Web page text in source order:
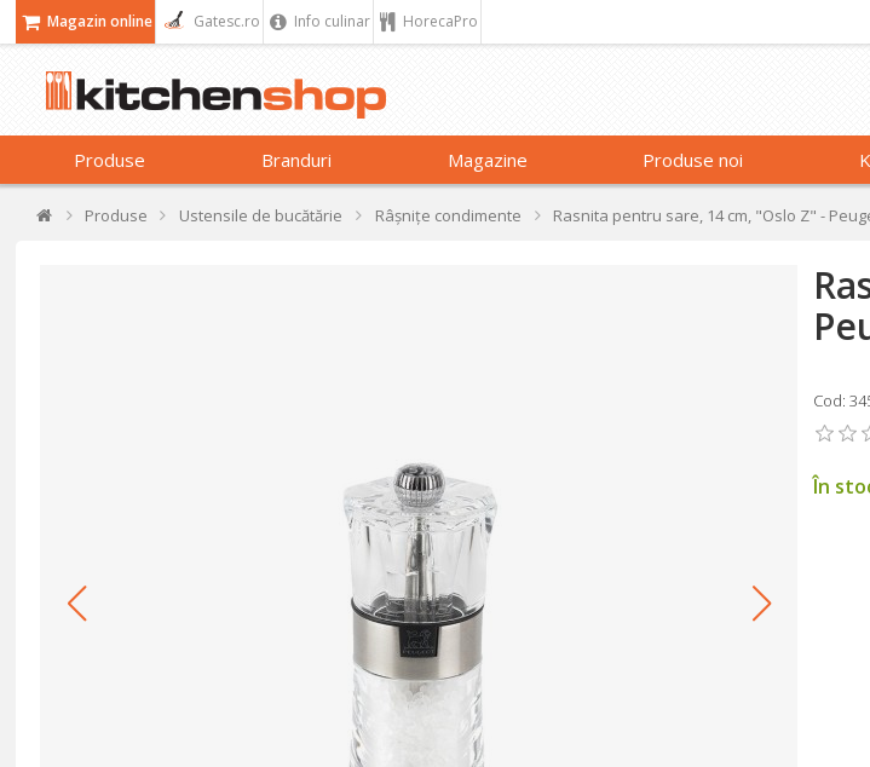
Magazin online Gatesc.ro Info culinar HorecaPro
Produse Branduri Magazine Produse noi
Produse Ustensile de bucătărie Râșnițe condimente Rasnita pentru sare, 14 cm, "Oslo Z" -
Cod:
În